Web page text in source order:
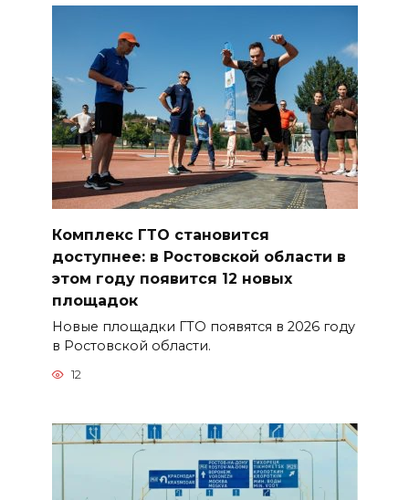
Комплекс ГТО становится
доступнее: в Ростовской области в
этом году появится 12 новых
площадок
Новые площадки ГТО появятся в 2026 году
в Ростовской области.
12